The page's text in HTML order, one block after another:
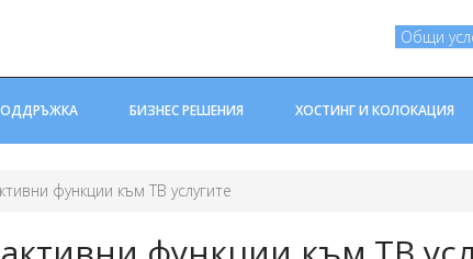
Общи
БИЗНЕС РЕШЕНИЯ ХОСТИНГ И КОЛОКАЦИЯ
функции към ТВ услугите